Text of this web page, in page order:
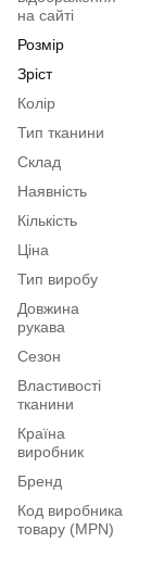
на сайті
Розмір
Зріст
Колір
Тип тканини
Склад
Наявність
Кількість
Ціна
Тип виробу
Довжина
рукава
Сезон
Властивості
тканини
Країна
виробник
Бренд
Код виробника
товару (MPN)